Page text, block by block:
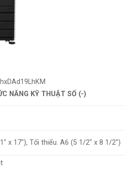
NĂNG KỸ THUẬT SỐ (-)
x 17″), Tối thiểu. A6 (5 1/2″ x 8 1/2″)